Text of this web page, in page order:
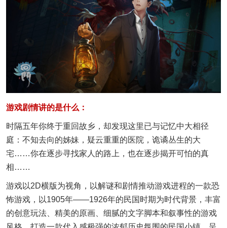
游戏剧情讲的是什么：
时隔五年你终于重回故乡，却发现这里已与记忆中大相径
庭：不知去向的姊妹，疑云重重的医院，诡谲丛生的大
宅……你在逐步寻找家人的路上，也在逐步揭开可怕的真
相……
游戏以2D横版为视角，以解谜和剧情推动游戏进程的一款恐
怖游戏，以1905年——1926年的民国时期为时代背景，丰富
的创意玩法、精美的原画、细腻的文字脚本和叙事性的游戏